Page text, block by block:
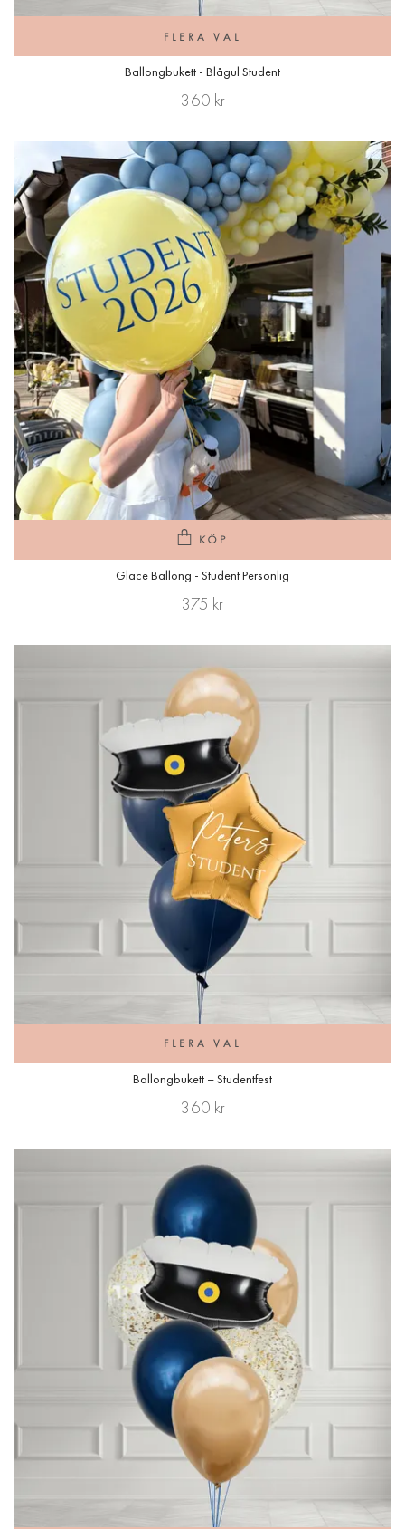
FLERA VAL
Ballongbukett - Blågul Student
360 kr
KÖP
Glace Ballong - Student Personlig
375 kr
FLERA VAL
Ballongbukett – Studentfest
360 kr